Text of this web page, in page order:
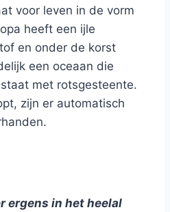
voor leven in de vorm
heeft een ijle
en onder de korst
een oceaan die
met rotsgesteente.
zijn er automatisch
ergens in het heelal